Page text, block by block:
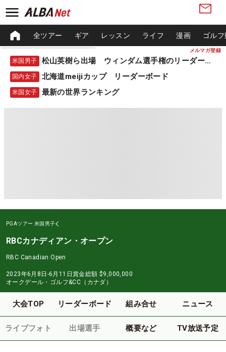
メルマガ登録
全ツアー ギア レッスン ライフ 漫画 ゴル
米国男子 松山英樹ら出場 ウィンダム選手権のリーダーボード
国内女子 北海道meijiカップ リーダーボード
米国女子 最新の世界ランキング
PGAツアー 米国男子
RBCカナディアン・オープン
RBC Canadian Open
2023年6月8日-6月11日賞金総額 $9,000,000
オークデール・ゴルフ&CC（カナダ）
大会TOP リーダーボード 組み合せ ニュース
ライブフォト 出場選手 概要など TV放送予定